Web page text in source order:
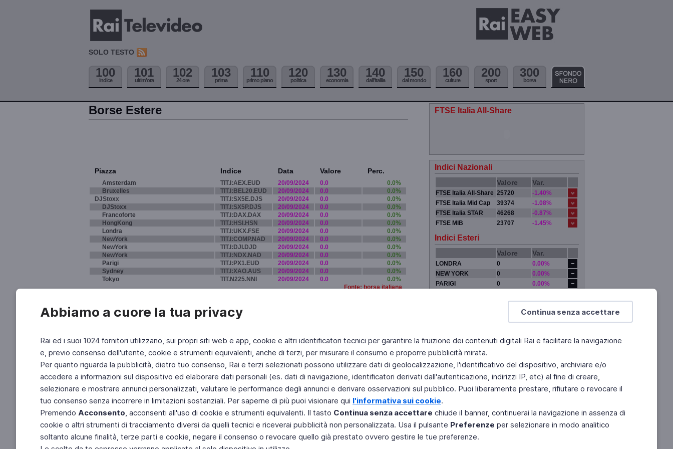
Continua senza accettare
Abbiamo a cuore la tua privacy
Rai ed i suoi 1024 fornitori utilizzano, sui propri siti web e app, cookie e altri identificatori tecnici per garantire la fruizione dei contenuti digitali Rai e facilitare la navigazione
e, previo consenso dell'utente, cookie e strumenti equivalenti, anche di terzi, per misurare il consumo e proporre pubblicità mirata.
Per quanto riguarda la pubblicità, dietro tuo consenso, Rai e terzi selezionati possono utilizzare dati di geolocalizzazione, l'identificativo del dispositivo, archiviare e/o
accedere a informazioni sul dispositivo ed elaborare dati personali (es. dati di navigazione, identificatori derivati dall'autenticazione, indirizzi IP, etc) al fine di creare,
selezionare e mostrare annunci personalizzati, valutare le performance degli annunci e derivare osservazioni sul pubblico. Puoi liberamente prestare, rifiutare o revocare il
tuo consenso senza incorrere in limitazioni sostanziali. Per saperne di più puoi visionare qui l'informativa sui cookie.
Premendo Acconsento, acconsenti all'uso di cookie e strumenti equivalenti. Il tasto Continua senza accettare chiude il banner, continuerai la navigazione in assenza di
cookie o altri strumenti di tracciamento diversi da quelli tecnici e riceverai pubblicità non personalizzata. Usa il pulsante Preferenze per selezionare in modo analitico
soltanto alcune finalità, terze parti e cookie, negare il consenso o revocare quello già prestato ovvero gestire le tue preferenze.
SOLO TESTO
100
indice
101
ultim'ora
102
24 ore
103
prima
110
primo piano
120
politica
130
economia
140
dall'itallia
150
dal mondo
160
culture
200
sport
300
borsa
Borse Estere
Piazza Indice Data Valore Perc.
Amsterdam TIT.I:AEX.EUD 20/09/2024 0.0
0.0%
Bruxelles
TIT.I:BEL20.EUD 20/09/2024 0.0
0.0%
DJStoxx
TIT.I:SX5E.DJS 20/09/2024 0.0
0.0%
DJStoxx
TIT.I:SX5P.DJS 20/09/2024 0.0
0.0%
Francoforte
TIT.I:DAX.DAX 20/09/2024 0.0
0.0%
HongKong
TIT.I:HSI.HSN 20/09/2024 0.0
0.0%
Londra
TIT.I:UKX.FSE 20/09/2024 0.0
0.0%
NewYork
TIT.I:COMP.NAD 20/09/2024 0.0
0.0%
NewYork
TIT.I:DJI.DJD 20/09/2024 0.0
0.0%
NewYork
TIT.I:NDX.NAD 20/09/2024 0.0
0.0%
Parigi
TIT.I:PX1.EUD 20/09/2024 0.0
0.0%
Sydney
TIT.I:XAO.AUS 20/09/2024 0.0
0.0%
Tokyo
TIT.N225.NNI 20/09/2024 0.0
0.0%
Fonte: borsa italiana
FTSE Italia All-Share
Indici Nazionali
Valore Var.
FTSE Italia All-Share 25720
-1.40%
FTSE Italia Mid Cap
39374
-1.08%
FTSE Italia STAR
46268
-0.87%
FTSE MIB
23707 -1.45%
Indici Esteri
Valore Var.
LONDRA 0
0.00%
NEW YORK
0
0.00%
PARIGI
0
0.00%
Fai di Televideo la tua Home Page Chi Siamo
Copyright © 2011 Rai - Tutti i diritti riservati
Engineered by RAI - Reti e Piattaforme